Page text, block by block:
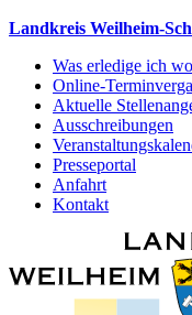
Landkreis Weilheim-
Was erledige ich
Online-
Aktuelle
Ausschreibungen
Presseportal
Anfahrt
Kontakt